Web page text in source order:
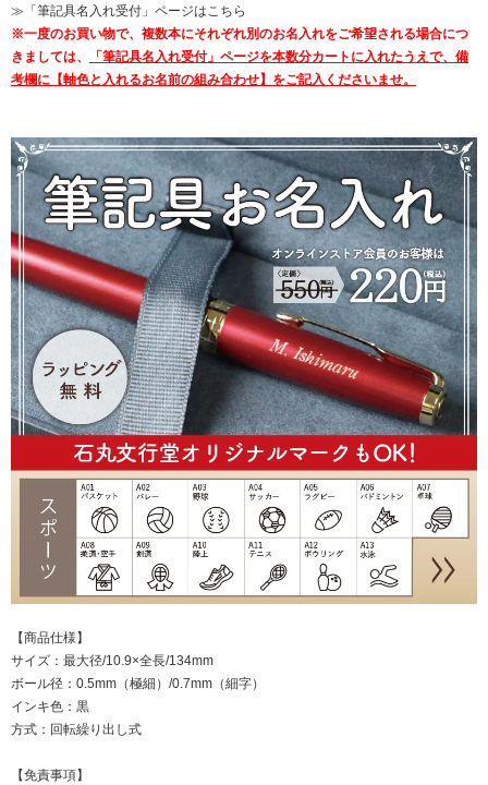
≫「筆記具名入れ受付」ページはこちら
※一度のお買い物で、複数本にそれぞれ別のお名入れをご希望される場合につ
きましては、
「筆記具名入れ受付」ページを本数分カートに入れたうえで、備
考欄に【軸色と入れるお名前の組み合わせ】をご記入くださいませ。
【商品仕様】
サイズ：最大径/10.9×全長/134mm
ボール径：0.5mm（極細）/0.7mm（細字）
インキ色：黒
方式：回転繰り出し式
【免責事項】